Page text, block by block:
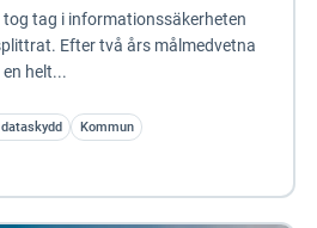
tag i informationssäkerheten
Efter två års målmedvetna
helt...
Kommun